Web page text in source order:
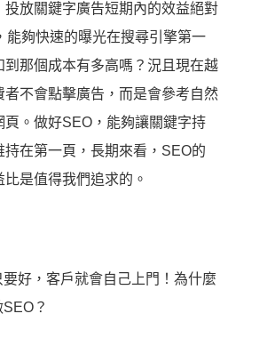
投放關鍵字廣告短期內的效益絕對
能夠快速的曝光在搜尋引擎第一
到那個成本有多高嗎？況且現在越
者不會點擊廣告，而是會參考自然
頁。做好SEO，能夠讓關鍵字持
持在第一頁，長期來看，SEO的
比是值得我們追求的。
要好，客戶就會自己上門！為什麼
？